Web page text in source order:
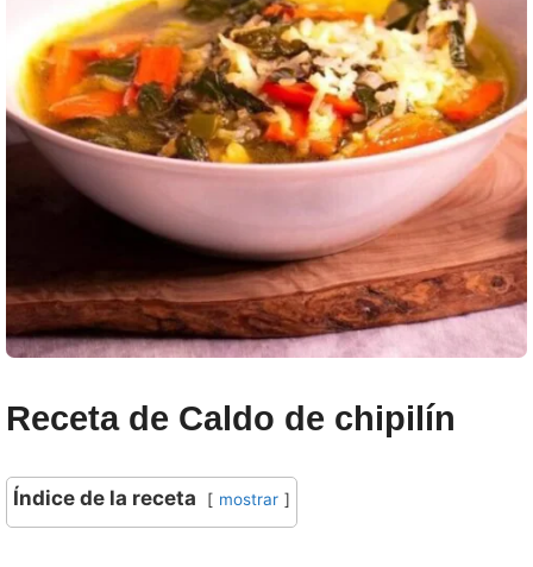
Receta de Caldo de chipilín
Índice de la receta mostrar